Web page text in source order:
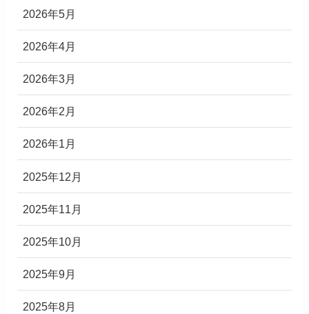
2026年5月
2026年4月
2026年3月
2026年2月
2026年1月
2025年12月
2025年11月
2025年10月
2025年9月
2025年8月